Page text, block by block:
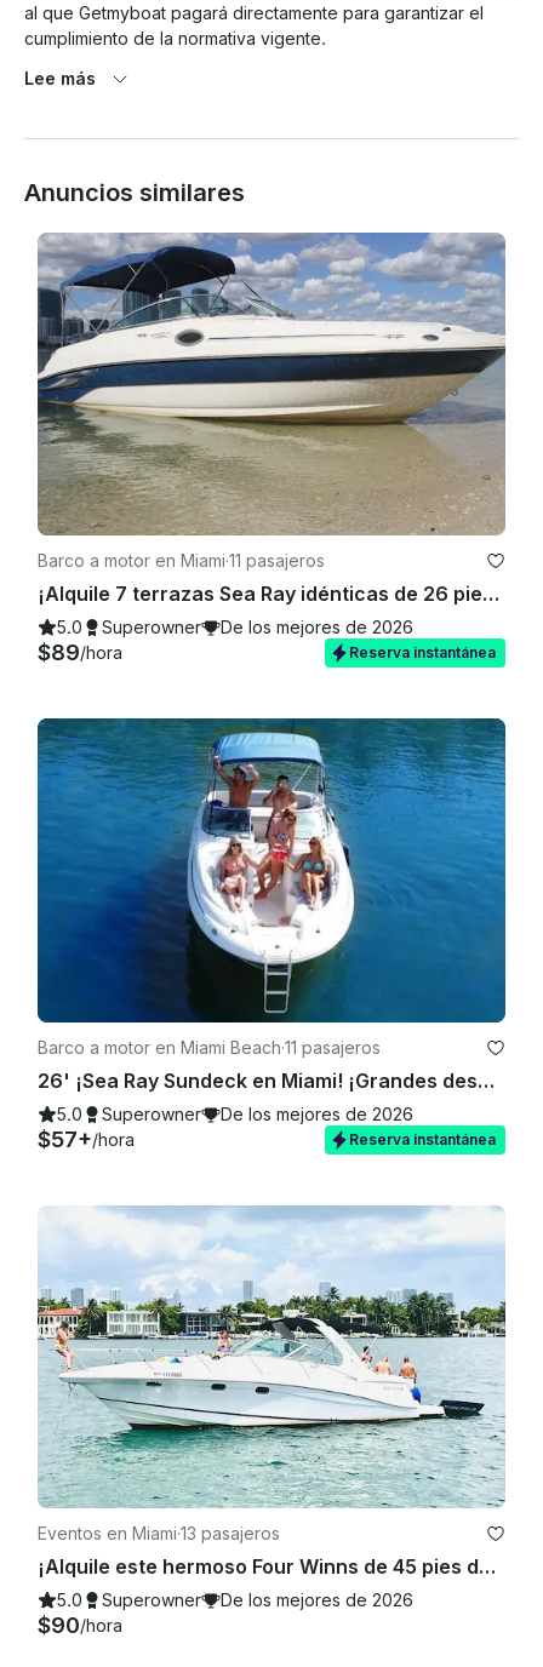
al que Getmyboat pagará directamente para garantizar el
cumplimiento de la normativa vigente.
Lee más
Anuncios similares
Barco a motor en Miami·11 pasajeros
¡Alquile 7 terrazas Sea Ray idénticas de 26 pies en Miami, Florida!
5.0 Superowner De los mejores de 2026
$89/hora Reserva instantánea
Barco a motor en Miami Beach·11 pasajeros
26' ¡Sea Ray Sundeck en Miami! ¡Grandes descuentos entre semana
5.0 Superowner De los mejores de 2026
$57+/hora Reserva instantánea
Eventos en Miami·13 pasajeros
¡Alquile este hermoso Four Winns de 45 pies de descuento con 100$ o una moto acuática GRATIS de lunes a viernes!
5.0 Superowner De los mejores de 2026
$90/hora